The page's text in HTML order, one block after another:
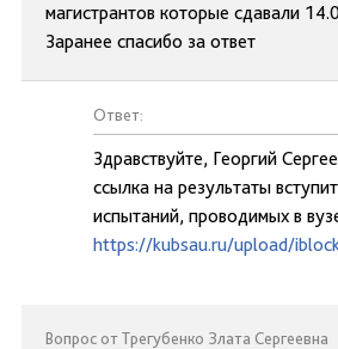
магистрантов которые сдавали
Заранее спасибо за ответ
Ответ:
Здравствуйте, Георгий
ссылка на результаты
испытаний, проводимых в
https://kubsau.ru/upload/
Вопрос от Трегубенко Злата Сергеевна